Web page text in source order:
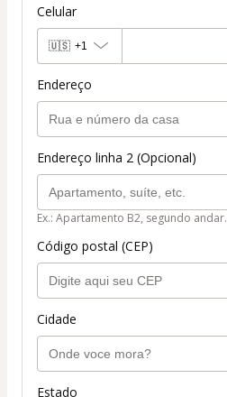
Celular
🇺🇸 +1
Endereço
Endereço linha 2 (Opcional)
Ex.: Apartamento B2, segundo andar.
Código postal (CEP)
Cidade
Estado